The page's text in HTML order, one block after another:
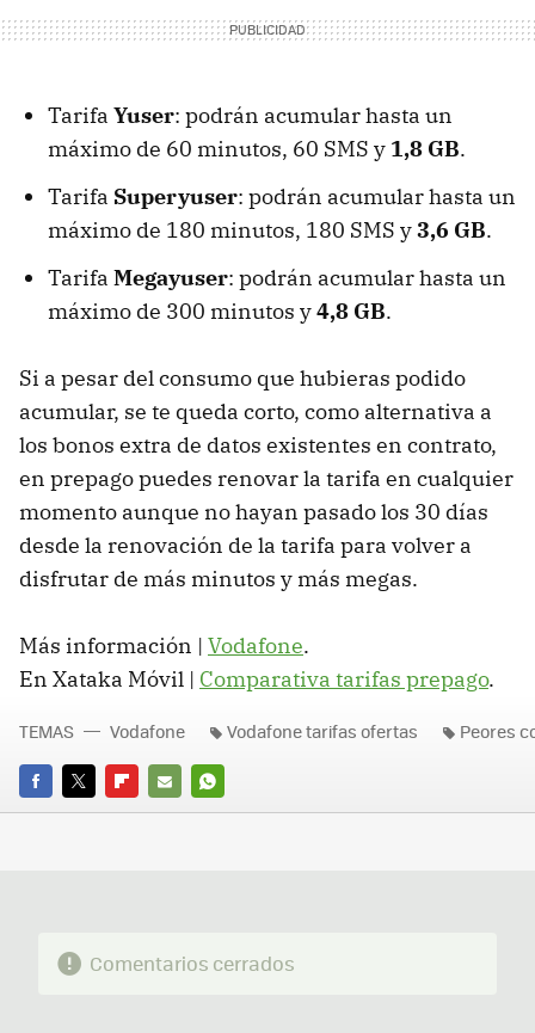
Tarifa Yuser: podrán acumular hasta un
máximo de 60 minutos, 60 SMS y 1,8 GB.
Tarifa Superyuser: podrán acumular hasta un
máximo de 180 minutos, 180 SMS y3,6 GB.
Tarifa Megayuser: podrán acumular hasta un
máximo de 300 minutos y4,8 GB.
Si a pesar del consumo que hubieras podido
acumular, se te queda corto, como alternativa a
los bonos extra de datos existentes en contrato,
en prepago puedes renovar la tarifa en cualquier
momento aunque no hayan pasado los 30 días
desde la renovación de la tarifa para volver a
disfrutar de más minutos y más megas.
Más información | Vodafone.
En Xataka Móvil | Comparativa tarifas prepago.
FACEBOOK
TWITTERFLIPBOARD
E-
WHATSAPP
TEMAS Vodafone Vodafone tarifas ofertas Peores
Comentarios cerrados